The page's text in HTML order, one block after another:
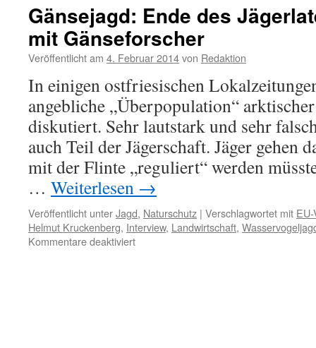
Gänsejagd: Ende des
mit Gänseforscher
Veröffentlicht am 4. Februar 2014von Redaktion
In einigen ostfriesischen
angebliche „Überpopulation“
diskutiert. Sehr lautstark und sehr
auch Teil der Jägerschaft. Jäger gehen
mit der Flinte „reguliert“ werden
… Weiterlesen →
Veröffentlicht unterJagd, Naturschutz | Verschlagwortet mit
Helmut Kruckenberg, Interview, Landwirtschaft,
Kommentare deaktiviertfür